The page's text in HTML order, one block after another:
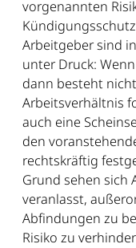
vorgenannten
Arbeitgeber sind
unter Druck:
dann besteht
Arbeitsverhältnis
auch eine
den
rechtskräftig
Grund sehen sich
veranlasst,
Abfindungen zu
Risiko zu